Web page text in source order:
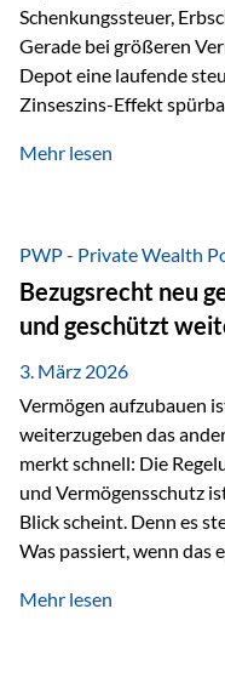
Schenkungssteuer,
Gerade bei größeren
Depot eine laufende
Zinseszins-Effekt
nicht laufend Kapital
Privatdepot fallen an:
(Vorabpauschale,
der
Depotbankgebühren
Zinsen, Dividenden und
besteuert.
Mehr lesen
PWP - Private Wealth
Bezugsrecht neu
und geschützt
3. März 2026
Vermögen aufzubauen
weiterzugeben das
merkt schnell: Die
und Vermögensschutz
Blick scheint. Denn es
Was passiert, wenn das
verwalten? Wie kann
Mehr lesen